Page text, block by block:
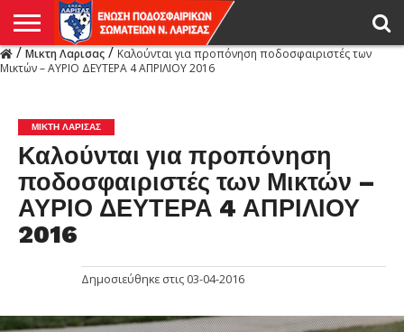
Η
ΕΝΩΣΗ
ΑΓΩΝΙΣΤΙΚΑ
ΜΙΚΤΉ
ΔΙΑΙΤΗΣΙΑ
ΠΡΩΤΑΘΛΗΜΑΤΑ
ΥΠΟΔΟΜΕΣ
ΚΥΠΕΛΛΟ
ΑΜΕΣΑ
LIVE
ΝΕΑ
ΠΡΩΤΑΘΛΗΜΑΤΑ
ΚΥΠΕΛΛΟ
ΥΠΟΔΟΜΕΣ
ΠΕΙΘΑΡΧΙΚΟ
ΜΙΚΤΗ
ΠΑΡΑΤΗΡΗΤΕΣ
ΠΡΟΠΟΝΗΤΕΣ
ΔΙΑΙΤΗΤΕΣ
VIDEO
ΓΕΝΙΚΑ
ΑΦΙΕΡΩΜΑΤΑ
ΕΚΔΗΛΩΣΕΙΣ
ΕΠΙΚΟΙΝΩΝΙΑ
/Μικτη Λαρισας/Καλούνται για προπόνηση ποδοσφαιριστές των
Μικτών – ΑΥΡΙΟ ΔΕΥΤΕΡΑ 4 ΑΠΡΙΛΙΟΥ 2016
ΜΙΚΤΗ ΛΑΡΙΣΑΣ
Καλούνται για προπόνηση
ποδοσφαιριστές των Μικτών –
ΑΥΡΙΟ ΔΕΥΤΕΡΑ 4 ΑΠΡΙΛΙΟΥ
2016
Δημοσιεύθηκε στις 03-04-2016